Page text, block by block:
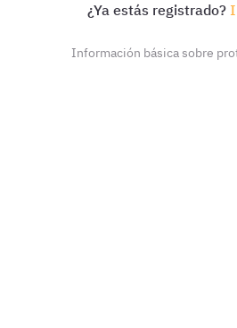
¿Ya estás registrado?
Información básica sobre